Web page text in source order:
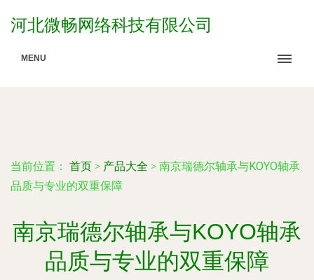
河北微畅网络科技有限公司
MENU
当前位置： 首页 > 产品大全 > 南京瑞德尔轴承与KOYO轴承
品质与专业的双重保障
南京瑞德尔轴承与KOYO轴承
品质与专业的双重保障